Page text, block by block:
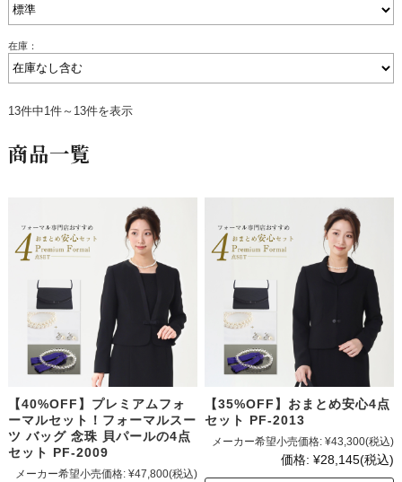
在庫：
13件中1件～13件を表示
商品一覧
【40%OFF】プレミアムフォ
ーマルセット！フォーマルスー
ツ バッグ 念珠 貝パールの4点
セット PF-2009
メーカー希望小売価格: ¥47,800(税込)
【35%OFF】おまとめ安心4点
セット PF-2013
メーカー希望小売価格: ¥43,300(税込)
価格: ¥28,145(税込)